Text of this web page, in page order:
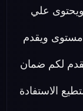
علي
ويقدم
100% فأنه يقدم لكم ضمان
الاستفادة